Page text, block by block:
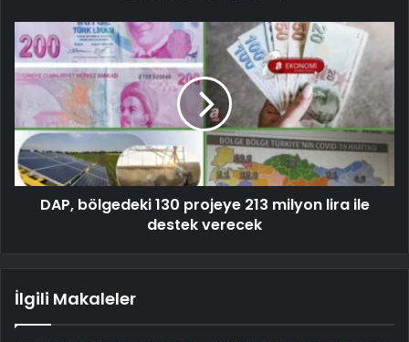
DAP, bölgedeki 130 projeye 213 milyon lira ile
destek verecek
İlgili Makaleler